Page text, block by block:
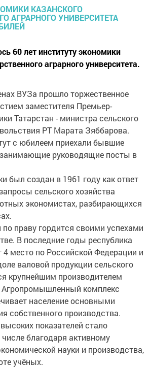
60 лет институту экономики
аграрного университета.
ВУЗа прошло торжественное
заместителя Премьер-
Татарстан - министра сельского
РТ Марата Зяббарова.
с юбилеем приехали бывшие
руководящие посты в
был создан в 1961 году как ответ
сельского хозяйства
экономистах, разбирающихся
по праву гордится своими успехами
В последние годы республика
4 место по Российской Федерации и
валовой продукции сельского
крупнейшим производителем
Агропромышленный комплекс
население основными
собственного производства.
показателей стало
благодаря активному
науки и производства,
учёных.